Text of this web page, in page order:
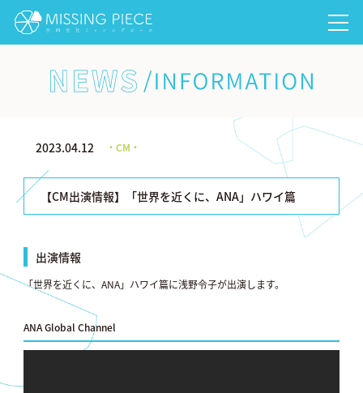
NEWS/INFORMATION
2023.04.12 ・CM・
【CM出演情報】「世界を近くに、ANA」ハワイ篇
出演情報
「世界を近くに、ANA」ハワイ篇に浅野令子が出演します。
ANA Global Channel